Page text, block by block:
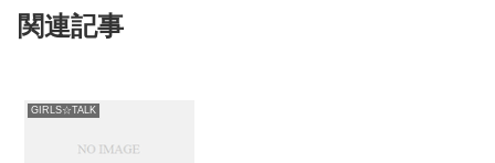
関連記事
GIRLS☆TALK